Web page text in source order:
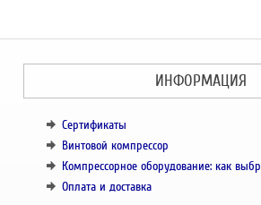
ИНФОРМАЦИЯ
Сертификаты
Винтовой компрессор
Компрессорное оборудование: как
Оплата и доставка